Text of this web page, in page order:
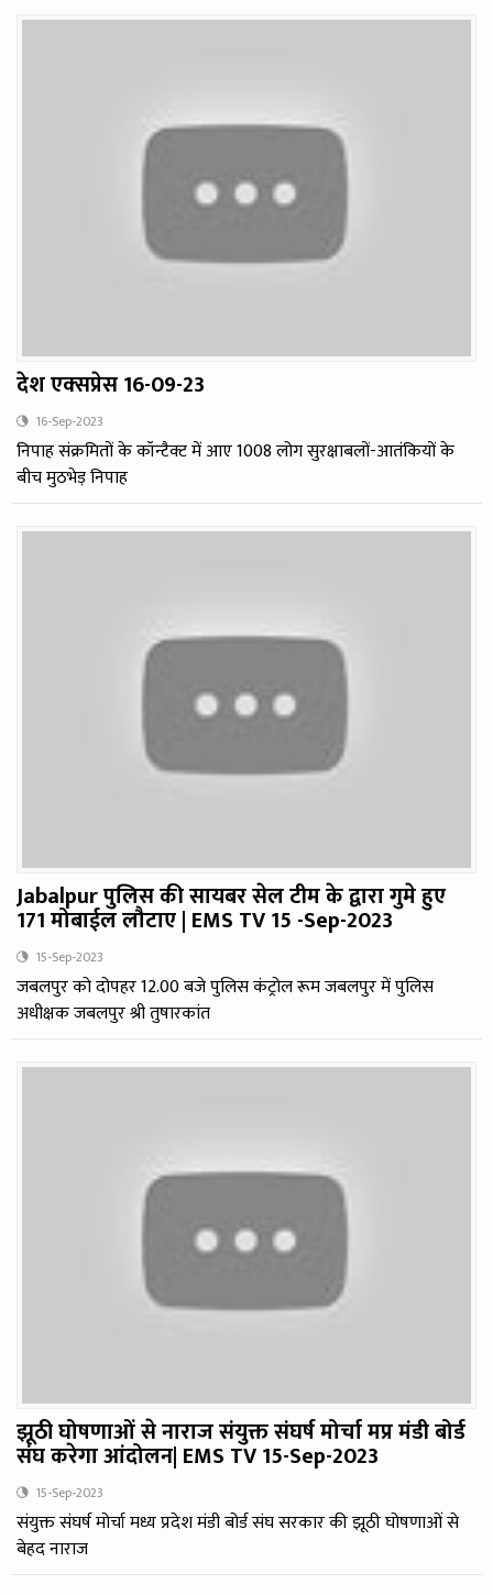
देश एक्‍सप्रेस 16-09-23
16-Sep-2023
निपाह संक्रमितों के कॉन्टैक्ट में आए 1008 लोग सुरक्षाबलों-आतंकियों के
बीच मुठभेड़ निपाह
Jabalpur पुलिस की सायबर सेल टीम के द्वारा गुमे हुए
171 मोबाईल लौटाए | EMS TV 15 -Sep-2023
15-Sep-2023
जबलपुर को दोपहर 12.00 बजे पुलिस कंट्रोल रूम जबलपुर में पुलिस
अधीक्षक जबलपुर श्री तुषारकांत
झूठी घोषणाओं से नाराज संयुक्त संघर्ष मोर्चा मप्र मंडी बोर्ड
संघ करेगा आंदोलन| EMS TV 15-Sep-2023
15-Sep-2023
संयुक्त संघर्ष मोर्चा मध्य प्रदेश मंडी बोर्ड संघ सरकार की झूठी घोषणाओं से
बेहद नाराज